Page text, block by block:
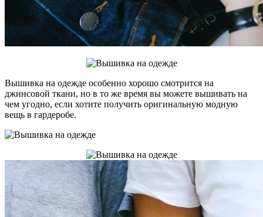
Вышивка на одежде особенно хорошо смотрится на
джинсовой ткани, но в то же время вы можете вышивать на
чем угодно, если хотите получить оригинальную модную
вещь в гардеробе.